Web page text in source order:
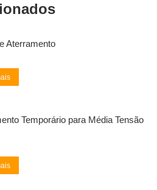
Aterramento
Temporário para Média Tensão